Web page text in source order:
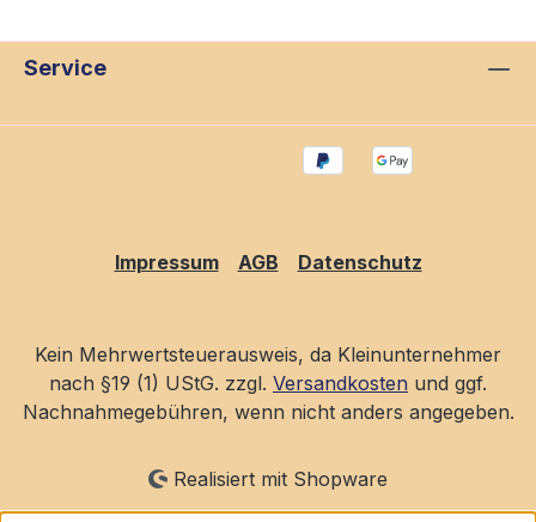
Service
Impressum AGB Datenschutz
Kein Mehrwertsteuerausweis, da Kleinunternehmer
nach §19 (1) UStG. zzgl. Versandkosten und ggf.
Nachnahmegebühren, wenn nicht anders angegeben.
Realisiert mit Shopware